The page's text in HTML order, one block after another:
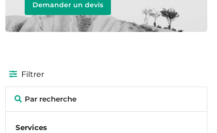
Demander un devis
Filtrer
Par recherche
Services